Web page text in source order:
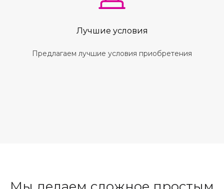
Лучшие условия
Предлагаем лучшие условия приобретения